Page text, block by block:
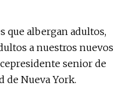
que albergan adultos,
a nuestros nuevos
senior de
de Nueva York.